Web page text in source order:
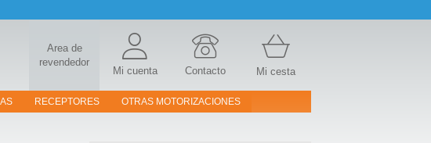
Area de
revendedor
Mi cuenta Contacto Mi cesta
RECEPTORES OTRAS MOTORIZACIONES